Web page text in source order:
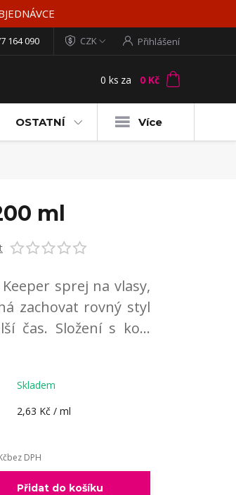
CZK Přihlášení
164 090
0 ks za 0 Kč
OSTATNÍ Více
ml
sprej na vlasy,
zachovat rovný styl
čas. Složení s ko...
Skladem
2,63 Kč / ml
bez DPH
Přidat do košíku